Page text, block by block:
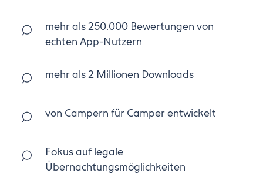
mehr als 250.000 Bewertungen von
echten App-Nutzern
mehr als 2 Millionen Downloads
von Campern für Camper entwickelt
Fokus auf legale
Übernachtungsmöglichkeiten